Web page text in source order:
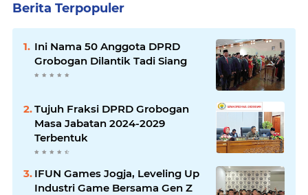
Berita Terpopuler
Ini Nama 50 Anggota DPRD
Grobogan Dilantik Tadi Siang
Tujuh Fraksi DPRD Grobogan
Masa Jabatan 2024-2029
Terbentuk
IFUN Games Jogja, Leveling Up
Industri Game Bersama Gen Z